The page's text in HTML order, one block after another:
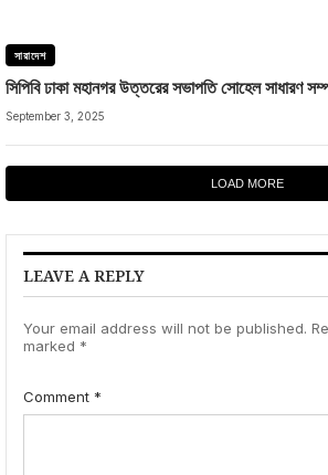
সারাদেশ
সিপিবি ঢাকা মহানগর উত্তরের সভাপতি সোহেল সাধারণ
September 3, 2025
LOAD MORE
LEAVE A REPLY
Your email address will not be published.
marked *
Comment *